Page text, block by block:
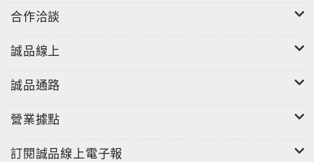
合作洽談
誠品線上
誠品通路
營業據點
訂閱誠品線上電子報